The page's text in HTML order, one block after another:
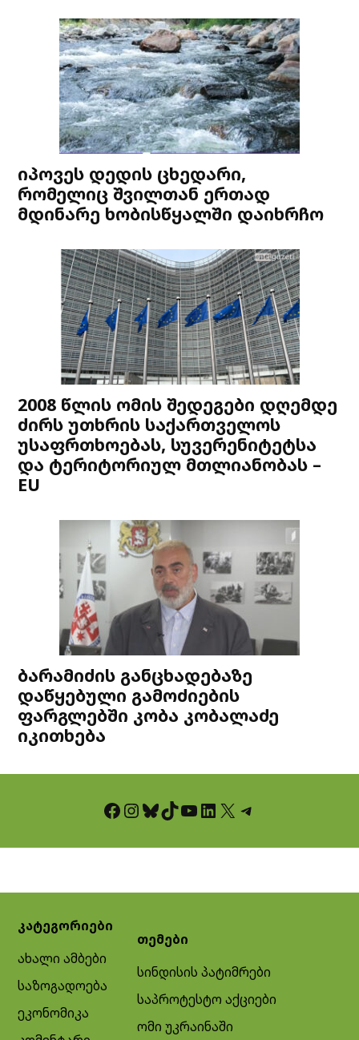
იპოვეს დედის ცხედარი,
რომელიც შვილთან ერთად
მდინარე ხობისწყალში დაიხრჩო
2008 წლის ომის შედეგები დღემდე
ძირს უთხრის საქართველოს
უსაფრთხოებას, სუვერენიტეტსა
და ტერიტორიულ მთლიანობას –
EU
ბარამიძის განცხადებაზე
დაწყებული გამოძიების
ფარგლებში კობა კობალაძე
იკითხება
Facebook InstagramBluesky TikTok YouTube LinkedIn X Telegram
კატეგორიები
ახალი ამბები
საზოგადოება
ეკონომიკა
თემები
სინდისის პატიმრები
საპროტესტო აქციები
ომი უკრაინაში